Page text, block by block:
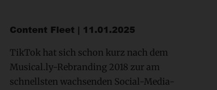
Content Fleet | 11.01.2025
TikTok hat sich schon kurz nach dem
Musical.ly-Rebranding 2018 zur am
schnellsten wachsenden Social-Media-